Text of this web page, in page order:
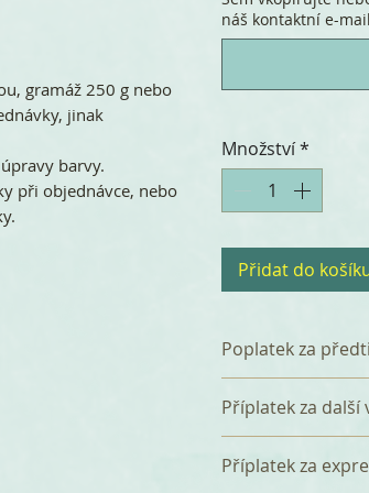
gramáž 250 g nebo
jinak
barvy.
při objednávce, nebo
náš kontaktní e-
Množství*
Přidat do
Poplatek za
poplatek 120 Kč
který zahrnuje
tři korektury. Před
Příplatek za další
verzi (např.
Příplatek za